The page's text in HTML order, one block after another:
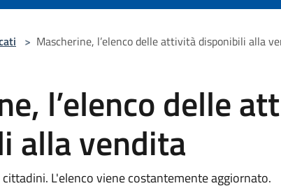
> Mascherine, l’elenco delle attività disponibili alla
l’elenco delle
alla vendita
L'elenco viene costantemente aggiornato.